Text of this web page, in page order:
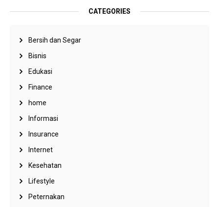
CATEGORIES
Bersih dan Segar
Bisnis
Edukasi
Finance
home
Informasi
Insurance
Internet
Kesehatan
Lifestyle
Peternakan